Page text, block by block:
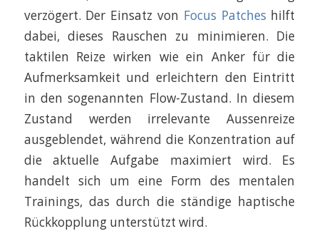
verzögert. Der Einsatz von Focus Patches hilft
dabei, dieses Rauschen zu minimieren. Die
taktilen Reize wirken wie ein Anker für die
Aufmerksamkeit und erleichtern den Eintritt
in den sogenannten Flow-Zustand. In diesem
Zustand werden irrelevante Aussenreize
ausgeblendet, während die Konzentration auf
die aktuelle Aufgabe maximiert wird. Es
handelt sich um eine Form des mentalen
Trainings, das durch die ständige haptische
Rückkopplung unterstützt wird.